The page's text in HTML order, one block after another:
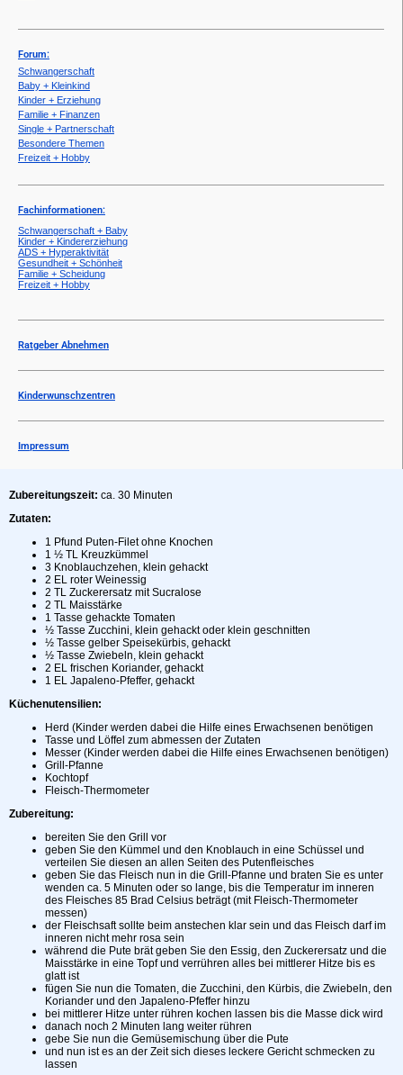
Forum:
Schwangerschaft
Baby + Kleinkind
Kinder + Erziehung
Familie + Finanzen
Single + Partnerschaft
Besondere Themen
Freizeit + Hobby
Fachinformationen:
Schwangerschaft + Baby
Kinder + Kindererziehung
ADS + Hyperaktivität
Gesundheit + Schönheit
Familie + Scheidung
Freizeit + Hobby
Ratgeber Abnehmen
Kinderwunschzentren
Impressum
Zubereitungszeit: ca. 30 Minuten
Zutaten:
1 Pfund Puten-Filet ohne Knochen
1 ½ TL Kreuzkümmel
3 Knoblauchzehen, klein gehackt
2 EL roter Weinessig
2 TL Zuckerersatz mit Sucralose
2 TL Maisstärke
1 Tasse gehackte Tomaten
½ Tasse Zucchini, klein gehackt oder klein geschnitten
½ Tasse gelber Speisekürbis, gehackt
½ Tasse Zwiebeln, klein gehackt
2 EL frischen Koriander, gehackt
1 EL Japaleno-Pfeffer, gehackt
Küchenutensilien:
Herd (Kinder werden dabei die Hilfe eines Erwachsenen benötigen
Tasse und Löffel zum abmessen der Zutaten
Messer (Kinder werden dabei die Hilfe eines Erwachsenen benötigen)
Grill-Pfanne
Kochtopf
Fleisch-Thermometer
Zubereitung:
bereiten Sie den Grill vor
geben Sie den Kümmel und den Knoblauch in eine Schüssel und
verteilen Sie diesen an allen Seiten des Putenfleisches
geben Sie das Fleisch nun in die Grill-Pfanne und braten Sie es unter
wenden ca. 5 Minuten oder so lange, bis die Temperatur im inneren
des Fleisches 85 Brad Celsius beträgt (mit Fleisch-Thermometer
messen)
der Fleischsaft sollte beim anstechen klar sein und das Fleisch darf im
inneren nicht mehr rosa sein
während die Pute brät geben Sie den Essig, den Zuckerersatz und die
Maisstärke in eine Topf und verrühren alles bei mittlerer Hitze bis es
glatt ist
fügen Sie nun die Tomaten, die Zucchini, den Kürbis, die Zwiebeln, den
Koriander und den Japaleno-Pfeffer hinzu
bei mittlerer Hitze unter rühren kochen lassen bis die Masse dick wird
danach noch 2 Minuten lang weiter rühren
gebe Sie nun die Gemüsemischung über die Pute
und nun ist es an der Zeit sich dieses leckere Gericht schmecken zu
lassen